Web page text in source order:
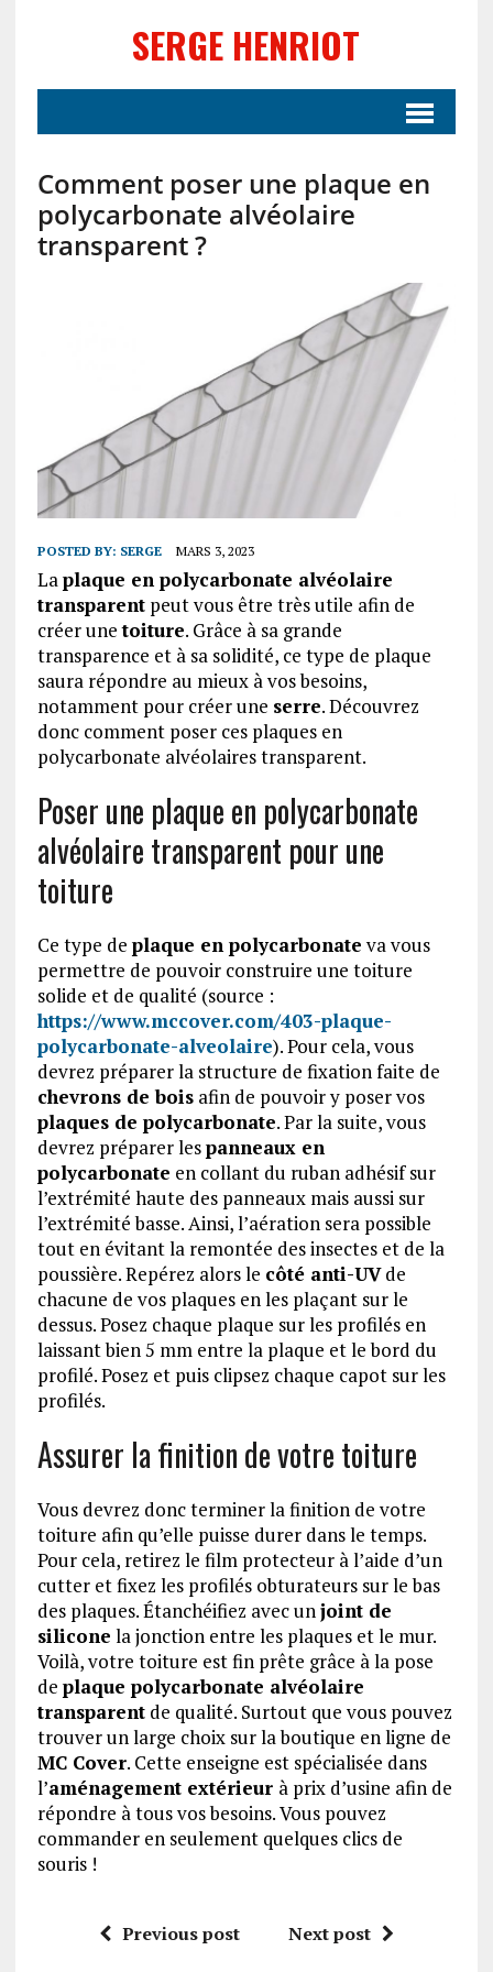
SERGE HENRIOT
Comment poser une plaque en
polycarbonate alvéolaire
transparent ?
POSTED BY: SERGE MARS 3, 2023
Laplaque en polycarbonate alvéolaire
transparentpeut vous être très utile afin de
créer unetoiture. Grâce à sa grande
transparence et à sa solidité, ce type de plaque
saura répondre au mieux à vos besoins,
notamment pour créer une serre. Découvrez
donc comment poser ces plaques en
polycarbonate alvéolaires transparent.
Poser une plaque en polycarbonate
alvéolaire transparent pour une
toiture
Ce type de plaque en polycarbonate va vous
permettre de pouvoir construire une toiture
solide et de qualité (source :
https://www.mccover.com/403-plaque-
polycarbonate-alveolaire). Pour cela, vous
devrez préparer la structure de fixation faite de
chevrons de boisafin de pouvoir y poser vos
plaques de polycarbonate. Par la suite, vous
devrez préparer lespanneaux en
polycarbonate en collant du ruban adhésif sur
l’extrémité haute des panneaux mais aussi sur
l’extrémité basse. Ainsi, l’aération sera possible
tout en évitant la remontée des insectes et de la
poussière. Repérez alors le côté anti-UVde
chacune de vos plaques en les plaçant sur le
dessus. Posez chaque plaque sur les profilés en
laissant bien 5 mm entre la plaque et le bord du
profilé. Posez et puis clipsez chaque capot sur les
profilés.
Assurer la finition de votre toiture
Vous devrez donc terminer la finition de votre
toiture afin qu’elle puisse durer dans le temps.
Pour cela, retirez le film protecteur à l’aide d’un
cutter et fixez les profilés obturateurs sur le bas
des plaques. Étanchéifiez avec unjoint de
silicone la jonction entre les plaques et le mur.
Voilà, votre toiture est fin prête grâce à la pose
de plaque polycarbonate alvéolaire
transparentde qualité. Surtout que vous pouvez
trouver un large choix sur la boutique en ligne de
MC Cover. Cette enseigne est spécialisée dans
l’aménagement extérieur à prix d’usine afin de
répondre à tous vos besoins. Vous pouvez
commander en seulement quelques clics de
souris !
Previous post Next post